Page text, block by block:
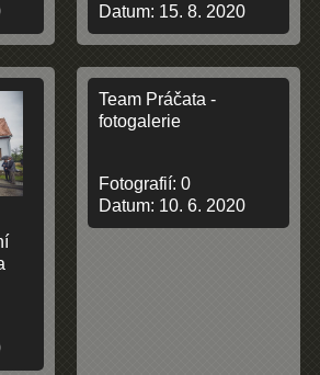
Datum: 15. 8. 2020
Team Práčata -
fotogalerie
Fotografií:0
Datum: 10. 6. 2020